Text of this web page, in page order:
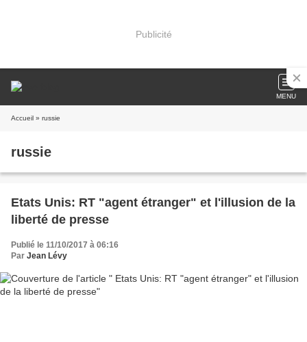
Publicité
MENU
Accueil » russie
russie
Etats Unis: RT "agent étranger" et l'illusion de la
liberté de presse
Publié le 11/10/2017 à 06:16
Par Jean Lévy